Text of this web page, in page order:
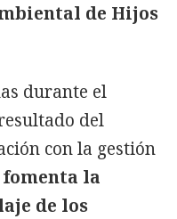
de Hijos
durante el
del
con la gestión
la
de los